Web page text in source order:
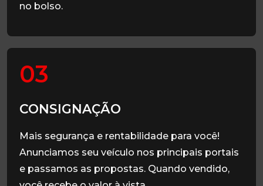
no bolso.
03
CONSIGNAÇÃO
Mais segurança e rentabilidade para você!
Anunciamos seu veículo nos principais portais
e passamos as propostas. Quando vendido,